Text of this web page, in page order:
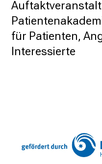
für Patienten,
Interessierte